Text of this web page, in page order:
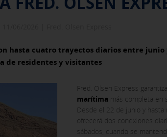
Group reservation
Transport Conditions
hasta cuatro trayectos diarios entre
de residentes y visitantes
Fred. Olsen Express
marítima más completa en
Desde el 22 de junio y
ofrecerá dos conexiones
sábados, cuando se